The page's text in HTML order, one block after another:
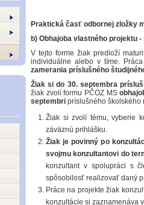
Praktická časť odbornej zložky
b) Obhajoba vlastného projektu -
V tejto forme žiak predloží
individuálne alebo v tíme.
zamerania príslušného
Žiak si do 30. septembra
žiak zvolí formu PČOZ MS
septembri príslušného školského
Žiak si zvolí tému, vyberie
záväznú prihlášku.
Žiak je povinný po
svojmu konzultantovi do
konzultant v spolupráci s
spôsobilosť realizovať daný
Práce na projekte žiak
konzultácie si zaznamenáva